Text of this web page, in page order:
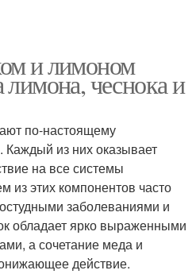
и лимоном
лимона, чеснока и
по-настоящему
из них оказывает
на все системы
из этих компонентов часто
заболеваниями и
обладает ярко выраженными
а сочетание меда и
действие.